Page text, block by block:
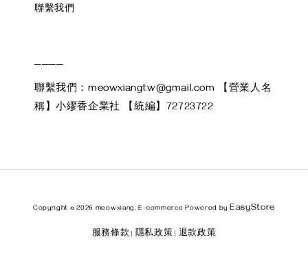
聯繫我們
聯繫我們：meowxiangtw@gmail.com 【營業人名
稱】小繆香企業社 【統編】72723722
Copyright © 2026 meowxiang. E-commerce Powered by EasyStore
服務條款 隱私政策 退款政策